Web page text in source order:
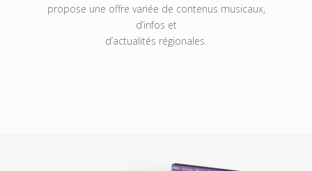
propose une offre variée de contenus musicaux,
d’infos et
d’actualités régionales.